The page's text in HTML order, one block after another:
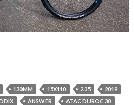
130MM 15X110 2.35
2019
ANSWER
ATAC DUROC 30